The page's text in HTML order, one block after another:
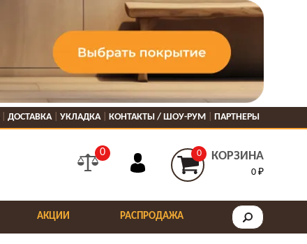
ДОСТАВКА УКЛАДКА КОНТАКТЫ / ШОУ-РУМ ПАРТНЕРЫ
0 0 КОРЗИНА
0 ₽
РАСПРОДАЖА
АКЦИИ